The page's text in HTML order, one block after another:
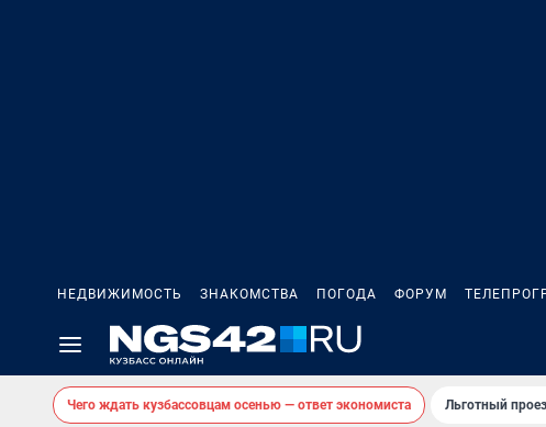
НЕДВИЖИМОСТЬ ЗНАКОМСТВА ПОГОДА ФОРУМ
Чего ждать кузбассовцам осенью — ответ экономиста Льготный